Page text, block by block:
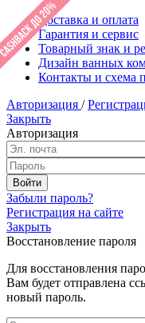
Доставка и оплата
Гарантия и сервис
Товарный знак и
Дизайн ванных
Контакты и схема
Авторизация /
Закрыть
Авторизация
Забыли пароль?
Регистрация на сайте
Закрыть
Восстановление пароля
Для восстановления
Вам будет отправлена
новый пароль.